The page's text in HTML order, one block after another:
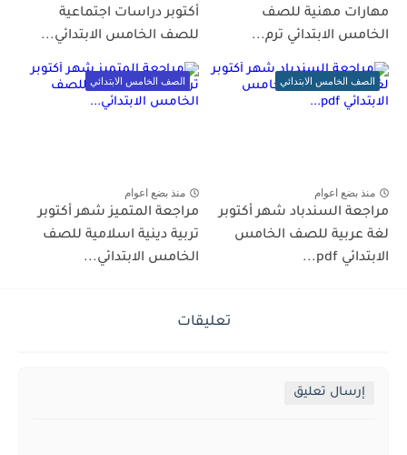
مهارات مهنية للصف
الخامس الابتدائي ترم...
أكتوبر دراسات اجتماعية
للصف الخامس الابتدائي...
الصف الخامس الابتدائي
منذ بضع اعوام
مراجعة السندباد شهر أكتوبر
لغة عربية للصف الخامس
الابتدائي pdf...
الصف الخامس الابتدائي
منذ بضع اعوام
مراجعة المتميز شهر أكتوبر
تربية دينية اسلامية للصف
الخامس الابتدائي...
تعليقات
إرسال تعليق